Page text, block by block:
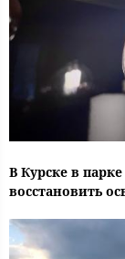
В Курске в
восстановить